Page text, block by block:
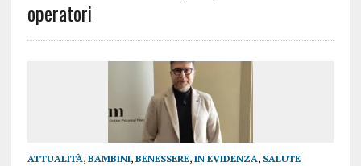
operatori
ATTUALITÀ, BAMBINI, BENESSERE, IN EVIDENZA, SALUTE